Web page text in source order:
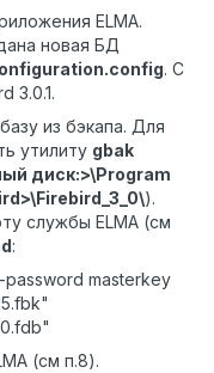
ELMA.
новая БД
. С
3.0.1.
из бэкапа. Для
утилиту gbak
диск:>\Program
).
службы ELMA (см
:
masterkey
(см п.8).